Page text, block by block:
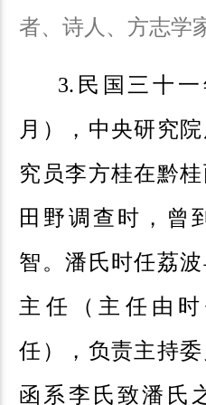
者、诗人、方志学
3. 民国三十
月），中央研究
究员李方桂在黔
田野调查时，曾
智。潘氏时任荔
主任（主任由
任），负责主持
函系李氏致潘氏